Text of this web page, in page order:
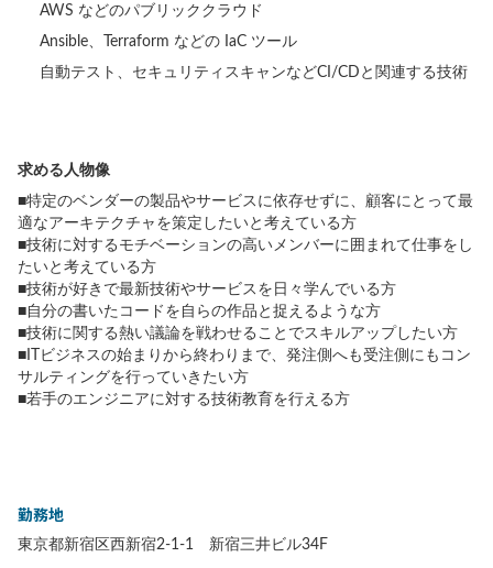
AWS などのパブリッククラウド
Ansible、Terraform などの IaC ツール
自動テスト、セキュリティスキャンなどCI/CDと関連する技術
求める人物像
■特定のベンダーの製品やサービスに依存せずに、顧客にとって最
適なアーキテクチャを策定したいと考えている方
■技術に対するモチベーションの高いメンバーに囲まれて仕事をし
たいと考えている方
■技術が好きで最新技術やサービスを日々学んでいる方
■自分の書いたコードを自らの作品と捉えるような方
■技術に関する熱い議論を戦わせることでスキルアップしたい方
■ITビジネスの始まりから終わりまで、発注側へも受注側にもコン
サルティングを行っていきたい方
■若手のエンジニアに対する技術教育を行える方
勤務地
東京都新宿区西新宿2-1-1 新宿三井ビル34F